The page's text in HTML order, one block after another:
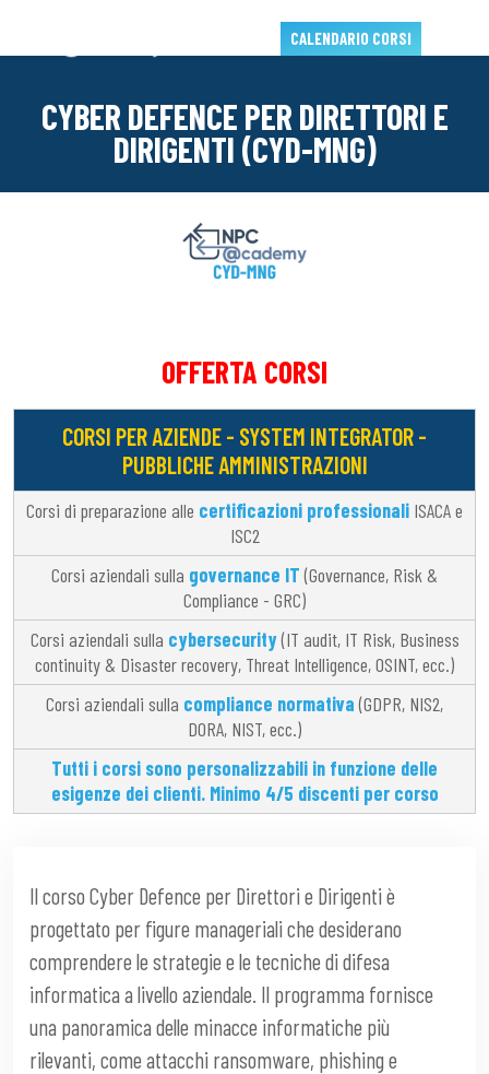
CALENDARIO CORSI
CYBER DEFENCE PER DIRETTORI E
DIRIGENTI (CYD-MNG)
OFFERTA CORSI
CORSI PER AZIENDE - SYSTEM INTEGRATOR -
PUBBLICHE AMMINISTRAZIONI
Corsi di preparazione alle certificazioni professionali ISACA e
ISC2
Corsi aziendali sulla governance IT(Governance, Risk &
Compliance - GRC)
Corsi aziendali sulla cybersecurity(IT audit, IT Risk, Business
continuity & Disaster recovery, Threat Intelligence, OSINT, ecc.)
Corsi aziendali sulla compliance normativa(GDPR, NIS2,
DORA, NIST, ecc.)
Tutti i corsi sono personalizzabili in funzione delle
esigenze dei clienti. Minimo 4/5 discenti per corso
Il corso Cyber Defence per Direttori e Dirigenti è
progettato per figure manageriali che desiderano
comprendere le strategie e le tecniche di difesa
informatica a livello aziendale. Il programma fornisce
una panoramica delle minacce informatiche più
rilevanti, come attacchi ransomware, phishing e